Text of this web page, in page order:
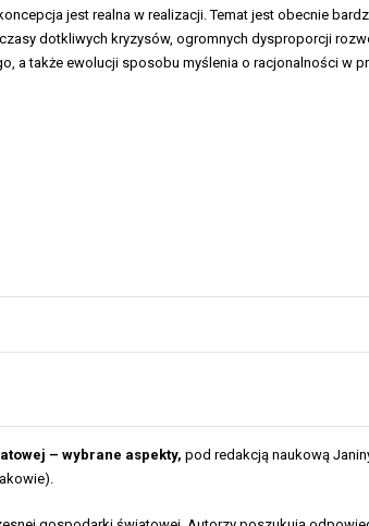
jest realna w realizacji. Temat jest obecnie
dotkliwych kryzysów, ogromnych dysproporcji
a także ewolucji sposobu myślenia o racjonalności w
– wybrane aspekty, pod redakcją naukową